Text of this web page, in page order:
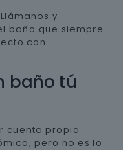
y
baño que siempre
con
baño tú
cuenta propia
pero no es lo